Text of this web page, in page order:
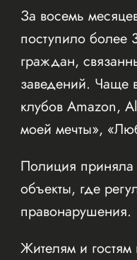
За восемь
поступило более
граждан,
заведений. Чаще
клубов Amazon,
моей мечты»,
Полиция
объекты, где
правонарушения.
Жителям и